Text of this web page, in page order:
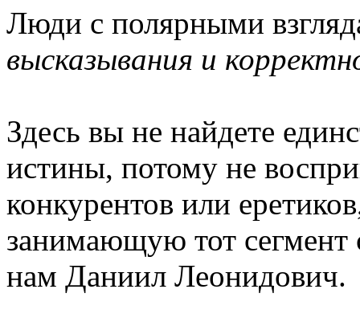
Люди с полярными
высказывания и
Здесь вы не найдете
истины, потому не
конкурентов или
занимающую тот сегмент
нам Даниил Леонидович.